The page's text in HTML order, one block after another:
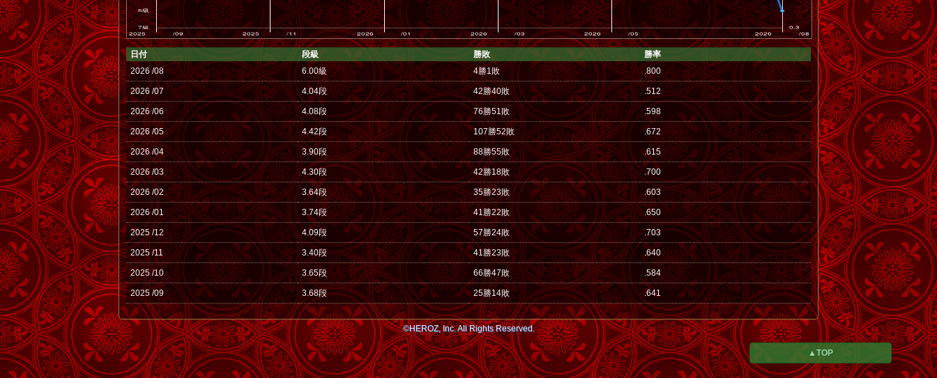
日付 段級 勝敗
勝率
2026 /08
6.00級 4勝1敗 .800
2026 /07 4.04段 42勝40敗 .512
2026 /06 4.08段 76勝51敗 .598
2026 /05 4.42段 107勝52敗 .672
2026 /04 3.90段 88勝55敗 .615
2026 /03 4.30段 42勝18敗 .700
2026 /02 3.64段 35勝23敗 .603
2026 /01 3.74段 41勝22敗 .650
2025 /12 4.09段 57勝24敗 .703
2025 /11 3.40段 41勝23敗 .640
2025 /10 3.65段 66勝47敗 .584
2025 /09 3.68段 25勝14敗 .641
©HEROZ, Inc. All Rights Reserved.
▲TOP